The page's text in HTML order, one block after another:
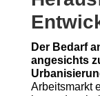
Der Bedarf
angesichts
Arbeitsmarkt